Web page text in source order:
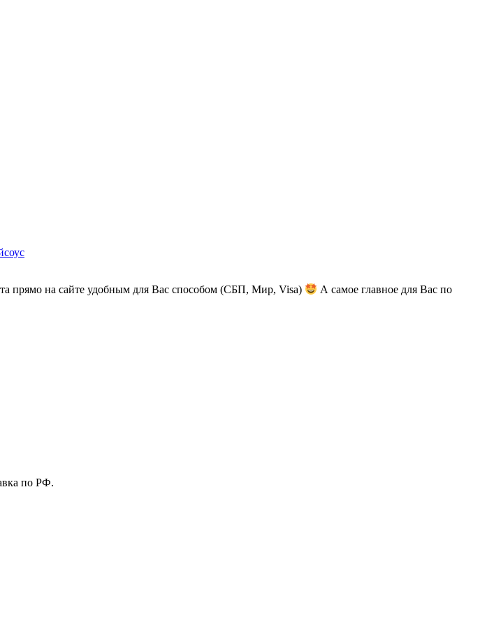
прямо на сайте удобным для Вас способом (СБП, Мир, Visa)
А самое главное для Вас по
по РФ.